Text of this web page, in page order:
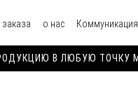
о нас Коммуникация
В ЛЮБУЮ ТОЧКУ